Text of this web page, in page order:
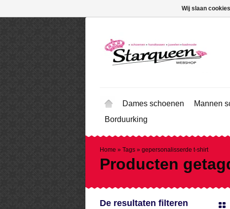
Dames schoenen Mannen
Borduurking
Home » Tags » gepersonalisserde t-shirt
Producten
De resultaten filteren
Wij slaan